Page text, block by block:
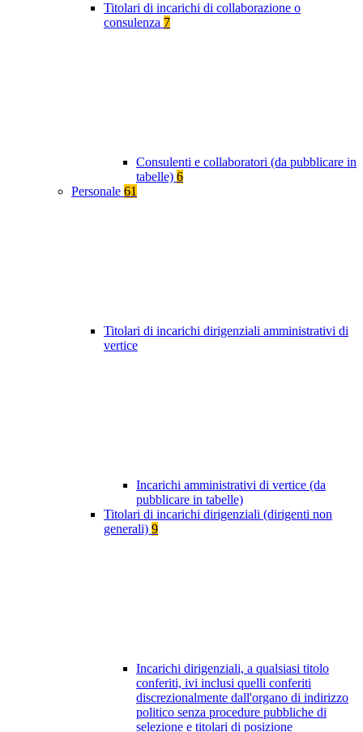
Titolari di incarichi di collaborazione o
consulenza 7
Consulenti e collaboratori (da pubblicare in
tabelle) 6
Personale 61
Titolari di incarichi dirigenziali amministrativi di
vertice
Incarichi amministrativi di vertice (da
pubblicare in tabelle)
Titolari di incarichi dirigenziali (dirigenti non
generali) 9
Incarichi dirigenziali, a qualsiasi titolo
conferiti, ivi inclusi quelli conferiti
discrezionalmente dall'organo di indirizzo
politico senza procedure pubbliche di
selezione e titolari di posizione